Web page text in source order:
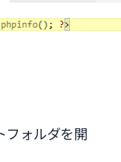
フォルダを開